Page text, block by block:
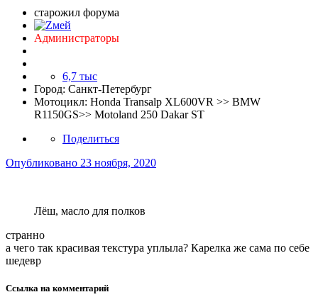
старожил форума
Администраторы
6,7 тыс
Город: Санкт-Петербург
Мотоцикл: Honda Transalp XL600VR >> BMW
R1150GS>> Motoland 250 Dakar ST
Поделиться
Опубликовано 23 ноября, 2020
Лёш, масло для полков
странно
а чего так красивая текстура уплыла? Карелка же сама по себе
шедевр
Ссылка на комментарий